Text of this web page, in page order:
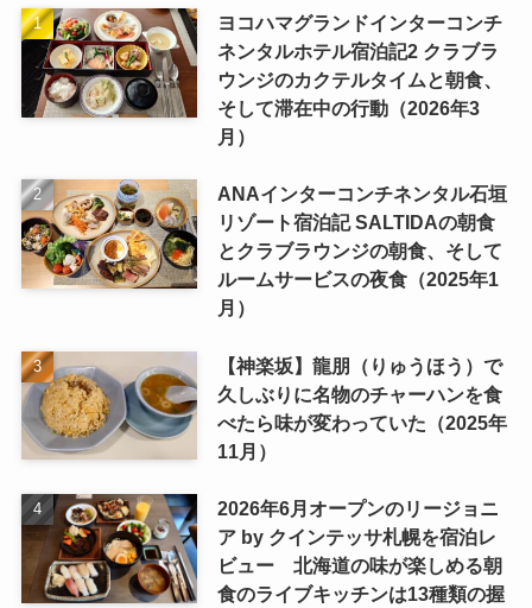
ヨコハマグランドインターコンチ
ネンタルホテル宿泊記2 クラブラ
ウンジのカクテルタイムと朝食、
そして滞在中の行動（2026年3
月）
ANAインターコンチネンタル石垣
リゾート宿泊記 SALTIDAの朝食
とクラブラウンジの朝食、そして
ルームサービスの夜食（2025年1
月）
【神楽坂】龍朋（りゅうほう）で
久しぶりに名物のチャーハンを食
べたら味が変わっていた（2025年
11月）
2026年6月オープンのリージョニ
ア by クインテッサ札幌を宿泊レ
ビュー 北海道の味が楽しめる朝
食のライブキッチンは13種類の握